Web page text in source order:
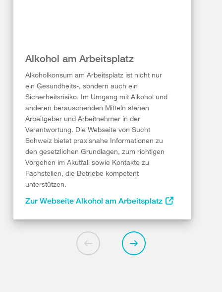
Alkohol am Arbeitsplatz
Alkoholkonsum am Arbeitsplatz ist nicht nur
ein Gesundheits-, sondern auch ein
Sicherheitsrisiko. Im Umgang mit Alkohol und
anderen berauschenden Mitteln stehen
Arbeitgeber und Arbeitnehmer in der
Verantwortung. Die Webseite von Sucht
Schweiz bietet praxisnahe Informationen zu
den gesetzlichen Grundlagen, zum richtigen
Vorgehen im Akutfall sowie Kontakte zu
Fachstellen, die Betriebe kompetent
unterstützen.
Zur Webseite Alkohol am Arbeitsplatz